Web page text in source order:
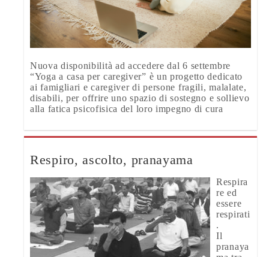
Nuova disponibilità ad accedere dal 6 settembre
“Yoga a casa per caregiver” è un progetto dedicato
ai famigliari e caregiver di persone fragili, malalate,
disabili, per offrire uno spazio di sostegno e sollievo
alla fatica psicofisica del loro impegno di cura
Respiro, ascolto, pranayama
Respira
re ed
essere
respirati
.
Il
pranaya